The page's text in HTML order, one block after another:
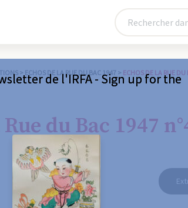
> ECHOS DE LA RUE DU BAC 1947 > ECHOS DE LA RUE
du Bac 1947
de l'IRFA - Sign up for the